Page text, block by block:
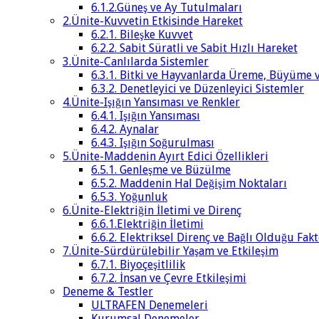
6.1.2.Güneş ve Ay Tutulmaları
2.Ünite-Kuvvetin Etkisinde Hareket
6.2.1. Bileşke Kuvvet
6.2.2. Sabit Süratli ve Sabit Hızlı Hareket
3.Ünite-Canlılarda Sistemler
6.3.1. Bitki ve Hayvanlarda Üreme, Büyüme
6.3.2. Denetleyici ve Düzenleyici Sistemler
4.Ünite-Işığın Yansıması ve Renkler
6.4.1. Işığın Yansıması
6.4.2. Aynalar
6.4.3. Işığın Soğurulması
5.Ünite-Maddenin Ayırt Edici Özellikleri
6.5.1. Genleşme ve Büzülme
6.5.2. Maddenin Hal Değişim Noktaları
6.5.3. Yoğunluk
6.Ünite-Elektriğin İletimi ve Direnç
6.6.1.Elektriğin İletimi
6.6.2. Elektriksel Direnç ve Bağlı Olduğu
7.Ünite-Sürdürülebilir Yaşam ve Etkileşim
6.7.1. Biyoçeşitlilik
6.7.2. İnsan ve Çevre Etkileşimi
Deneme & Testler
ULTRAFEN Denemeleri